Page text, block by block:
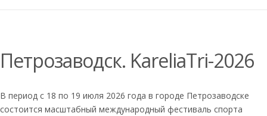
Петрозаводск. KareliaTri-2026
В период с 18 по 19 июля 2026 года в городе Петрозаводске
состоится масштабный международный фестиваль спорта